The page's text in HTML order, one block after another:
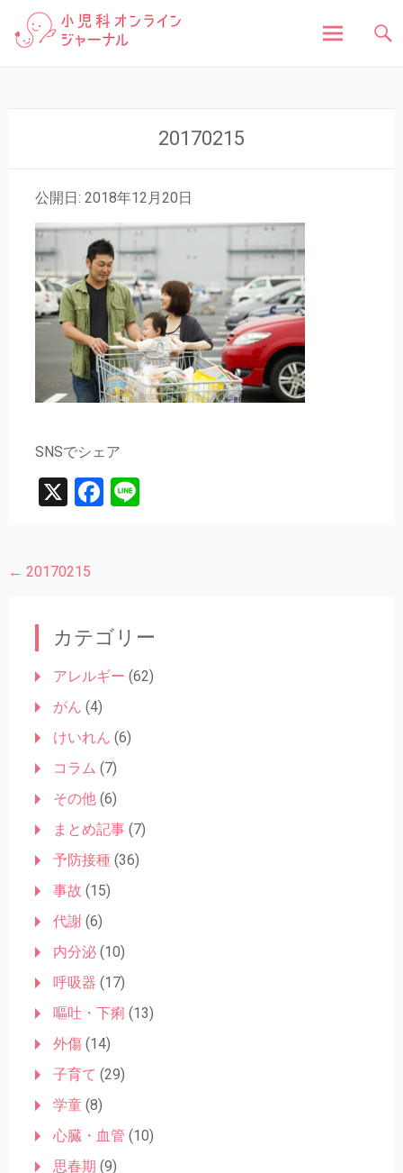
小児科オンラインジャ
状や原因、対処法はもちろん、予防接種や健診、子
どもの成長に関する豆知識まで、小児科医が分かり
20170215
公開日: 2018年12月20日
SNSでシェア
X Facebook
Line
投
← 20170215
カテゴリー
アレルギー (62)
がん (4)
けいれん (6)
コラム (7)
その他(6)
まとめ記事(7)
予防接種(36)
事故 (15)
代謝(6)
内分泌(10)
呼吸器 (17)
嘔吐・下痢 (13)
外傷(14)
子育て (29)
学童(8)
心臓・血管 (10)
思春期 (9)